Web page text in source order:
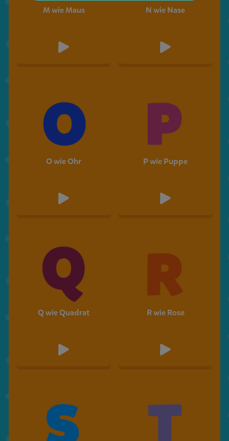
M wie Maus N wie Nase
O wie Ohr P wie Puppe
Q wie Quadrat R wie Rose